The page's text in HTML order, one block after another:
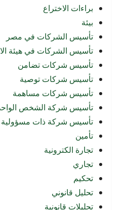
براءات الاختراع
بيئة
تأسيس الشركات في مصر
تأسيس الشركات في هيئة
تأسيس شركات تضامن
تأسيس شركات توصية
تأسيس شركات مساهمة
تأسيس شركة الشخص
تأسيس شركة ذات مسؤولية
تأمين
تجارة الكترونية
تجاري
تحكيم
تحليل قانوني
تحليلات قانونية